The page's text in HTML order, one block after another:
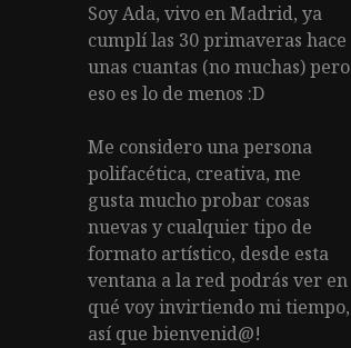
Soy Ada, vivo en Madrid, ya
cumplí las 30 primaveras hace
unas cuantas (no muchas) pero
eso es lo de menos :D
Me considero una persona
polifacética, creativa, me
gusta mucho probar cosas
nuevas y cualquier tipo de
formato artístico, desde esta
ventana a la red podrás ver en
qué voy invirtiendo mi tiempo,
así que bienvenid@!